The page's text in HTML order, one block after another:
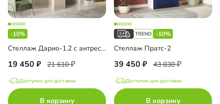
-10%
Стеллаж Дарио-1.2 с антресолью
19 450 21 610
Доступно для доставки
В корзину
-10%
Стеллаж Пратс-2
39 450 43 830
Доступно для доставки
В корзину